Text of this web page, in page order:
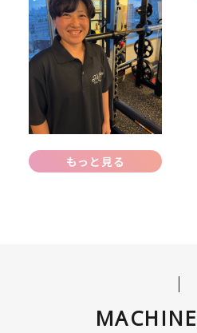
もっと見る